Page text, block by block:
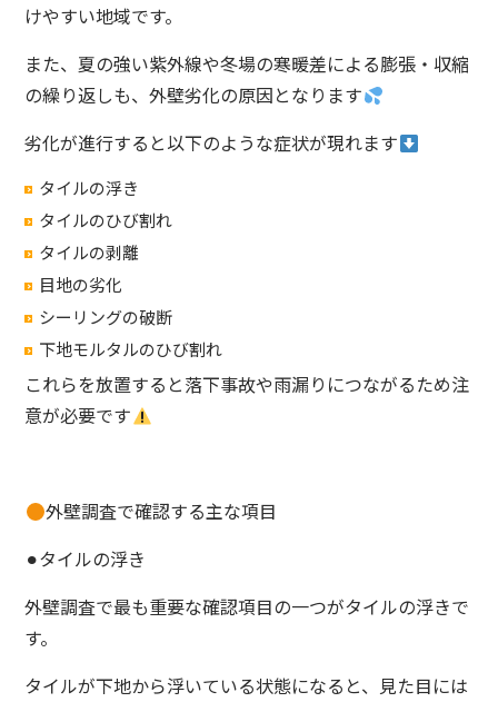
けやすい地域です。
また、夏の強い紫外線や冬場の寒暖差による膨張・収縮
の繰り返しも、外壁劣化の原因となります
劣化が進行すると以下のような症状が現れます
タイルの浮き
タイルのひび割れ
タイルの剥離
目地の劣化
シーリングの破断
下地モルタルのひび割れ
これらを放置すると落下事故や雨漏りにつながるため注
意が必要です
外壁調査で確認する主な項目
⚫︎タイルの浮き
外壁調査で最も重要な確認項目の一つがタイルの浮きで
す。
タイルが下地から浮いている状態になると、見た目には